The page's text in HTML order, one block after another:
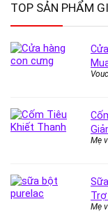
TOP SẢN PHẨM
Mẹ
Mẹ